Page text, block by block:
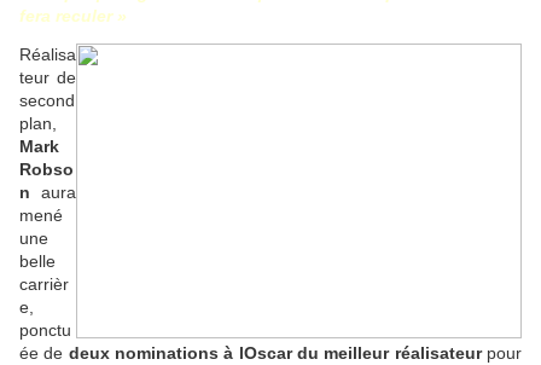
fera reculer »
Réalisa
teur de
second
plan,
Mark
Robso
n aura
mené
une
belle
carrièr
e,
ponctu
ée de deux nominations à lOscar du meilleur réalisateurpour